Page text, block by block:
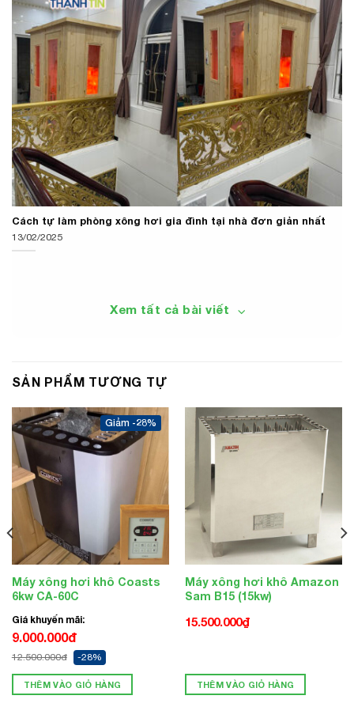
Cách tự làm phòng xông hơi gia đình tại nhà đơn giản nhất
13/02/2025
Xem tất cả bài viết
SẢN PHẨM TƯƠNG TỰ
-28%
Máy xông hơi khô Coasts
6kw CA-60C
Giá khuyến mãi:
9.000.000đ
12.500.000đ -28%
THÊM VÀO GIỎ HÀNG
Máy xông hơi khô Amazon
Sam B15 (15kw)
15.500.000₫
THÊM VÀO GIỎ HÀNG